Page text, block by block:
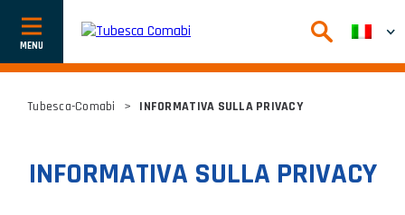
Afficher
ou
Tubesca-Comabi > INFORMATIVA SULLA PRIVACY
INFORMATIVA SULLA PRIVACY